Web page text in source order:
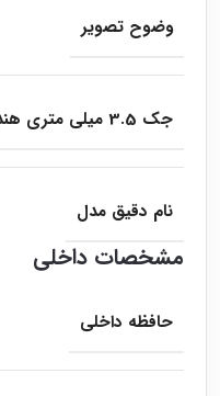
وضوح تصویر
جک 3.5 میلی متری هندزفری
نام دقیق مدل
مشخصات داخلی
حافظه داخلی